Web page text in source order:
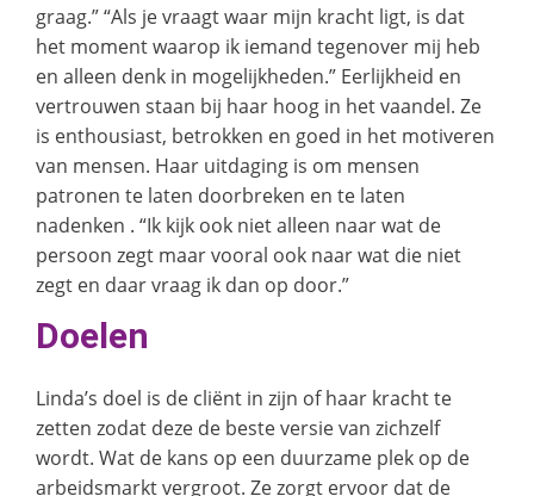
graag.” “Als je vraagt waar mijn kracht ligt, is dat
het moment waarop ik iemand tegenover mij heb
en alleen denk in mogelijkheden.” Eerlijkheid en
vertrouwen staan bij haar hoog in het vaandel. Ze
is enthousiast, betrokken en goed in het motiveren
van mensen. Haar uitdaging is om mensen
patronen te laten doorbreken en te laten
nadenken . “Ik kijk ook niet alleen naar wat de
persoon zegt maar vooral ook naar wat die niet
zegt en daar vraag ik dan op door.”
Doelen
Linda’s doel is de cliënt in zijn of haar kracht te
zetten zodat deze de beste versie van zichzelf
wordt. Wat de kans op een duurzame plek op de
arbeidsmarkt vergroot. Ze zorgt ervoor dat de